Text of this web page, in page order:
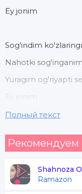
Ey jonim
Sog'indim
Nahotki
Yuragim og'riyapti
Ey jonim
Ketgazma
Ey jonim
Полный текст
Рекомендуем
Shahnoza
Ramazon